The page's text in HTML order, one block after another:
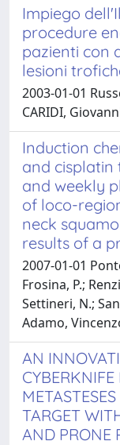
Impiego
procedure
pazienti con
lesioni
2003-01-01
CARIDI,
Induction
and
and weekly
of loco-
neck
results of a
2007-01-01
Frosina, P.;
Settineri, N.;
Adamo,
AN
TARGET
AND PRONE